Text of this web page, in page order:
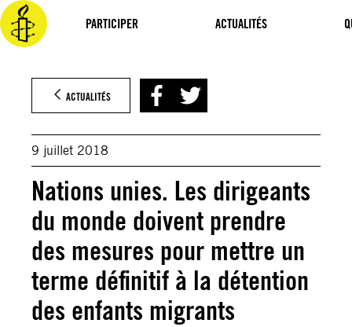
PARTICIPER ACTUALITÉS
Aller
au
contenu
ACTUALITÉS
9 juillet 2018
Nations unies. Les dirigeants
du monde doivent prendre
des mesures pour mettre un
terme définitif à la détention
des enfants migrants